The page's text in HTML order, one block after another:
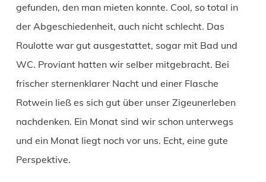
gefunden, den man mieten konnte. Cool, so total in
der Abgeschiedenheit, auch nicht schlecht. Das
Roulotte war gut ausgestattet, sogar mit Bad und
WC. Proviant hatten wir selber mitgebracht. Bei
frischer sternenklarer Nacht und einer Flasche
Rotwein ließ es sich gut über unser Zigeunerleben
nachdenken. Ein Monat sind wir schon unterwegs
und ein Monat liegt noch vor uns. Echt, eine gute
Perspektive.